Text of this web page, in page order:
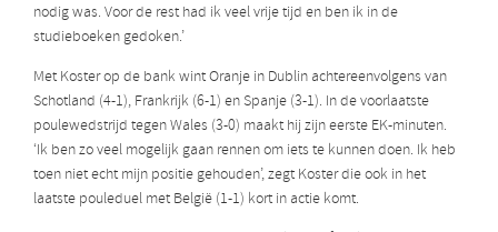
nodig was. Voor de rest had ik veel vrije tijd en ben ik in de
studieboeken gedoken.’
Met Koster op de bank wint Oranje in Dublin achtereenvolgens van
Schotland (4-1), Frankrijk (6-1) en Spanje (3-1). In de voorlaatste
poulewedstrijd tegen Wales (3-0) maakt hij zijn eerste EK-minuten.
‘Ik ben zo veel mogelijk gaan rennen om iets te kunnen doen. Ik heb
toen niet echt mijn positie gehouden’, zegt Koster die ook in het
laatste pouleduel met België (1-1) kort in actie komt.